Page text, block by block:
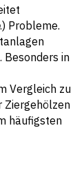
.) Probleme.
in
Vergleich zu
Ziergehölzen
häufigsten